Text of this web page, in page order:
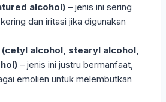
alcohol) – jenis ini sering
dan iritasi jika digunakan
alcohol, stearyl alcohol,
– jenis ini justru bermanfaat,
emolien untuk melembutkan